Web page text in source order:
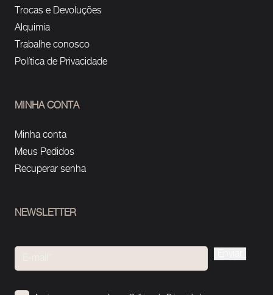
Trocas e Devoluções
Alquimia
Trabalhe conosco
Política de Privacidade
MINHA CONTA
Minha conta
Meus Pedidos
Recuperar senha
NEWSLETTER